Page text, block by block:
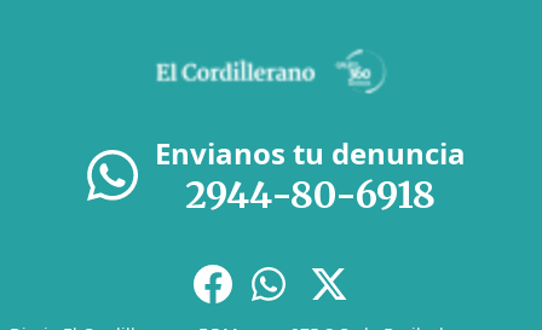
Envianos tu denuncia
2944-80-6918